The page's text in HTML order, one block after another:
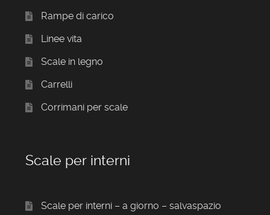
Rampe di carico
Linee vita
Scale in legno
Carrelli
Corrimani per scale
Scale per interni
Scale per interni – a giorno – salvaspazio